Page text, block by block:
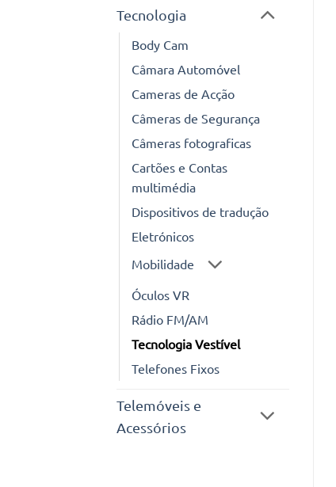
Tecnologia
Body Cam
Câmara Automóvel
Cameras de Acção
Câmeras de Segurança
Câmeras fotograficas
Cartões e Contas
multimédia
Dispositivos de tradução
Eletrónicos
Mobilidade
Óculos VR
Rádio FM/AM
Tecnologia Vestível
Telefones Fixos
Telemóveis e
Acessórios